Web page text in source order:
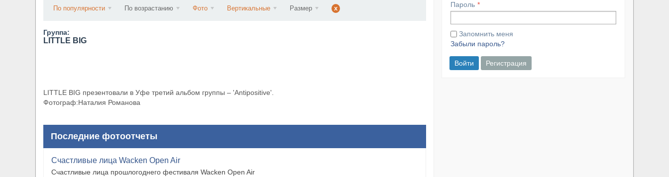
По популярности По возрастанию Фото Вертикальные Размер x
Группа:
LITTLE BIG
LITTLE BIG презентовали в Уфе третий альбом группы – 'Antipositive'.
Фотограф:Наталия Романова
Последние фотоотчеты
Счастливые лица Wacken Open Air
Счастливые лица прошлогоднего фестиваля Wacken Open Air
Пароль
Запомнить меня
Забыли пароль?
Войти Регистрация